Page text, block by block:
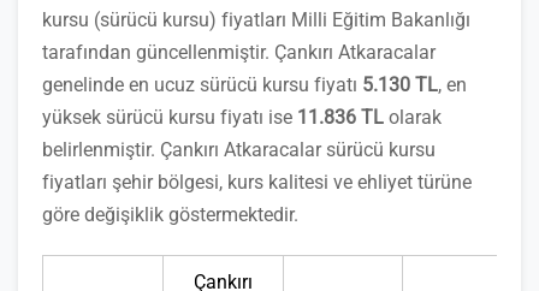
kursu (sürücü kursu) fiyatları Milli Eğitim Bakanlığı
tarafından güncellenmiştir. Çankırı Atkaracalar
genelinde en ucuz sürücü kursu fiyatı 5.130 TL, en
yüksek sürücü kursu fiyatı ise 11.836 TL olarak
belirlenmiştir. Çankırı Atkaracalar sürücü kursu
fiyatları şehir bölgesi, kurs kalitesi ve ehliyet türüne
göre değişiklik göstermektedir.
Çankırı